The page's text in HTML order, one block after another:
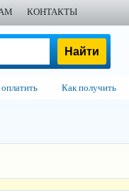
КОНТАКТЫ
Как получить